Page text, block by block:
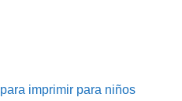
para imprimir para niños